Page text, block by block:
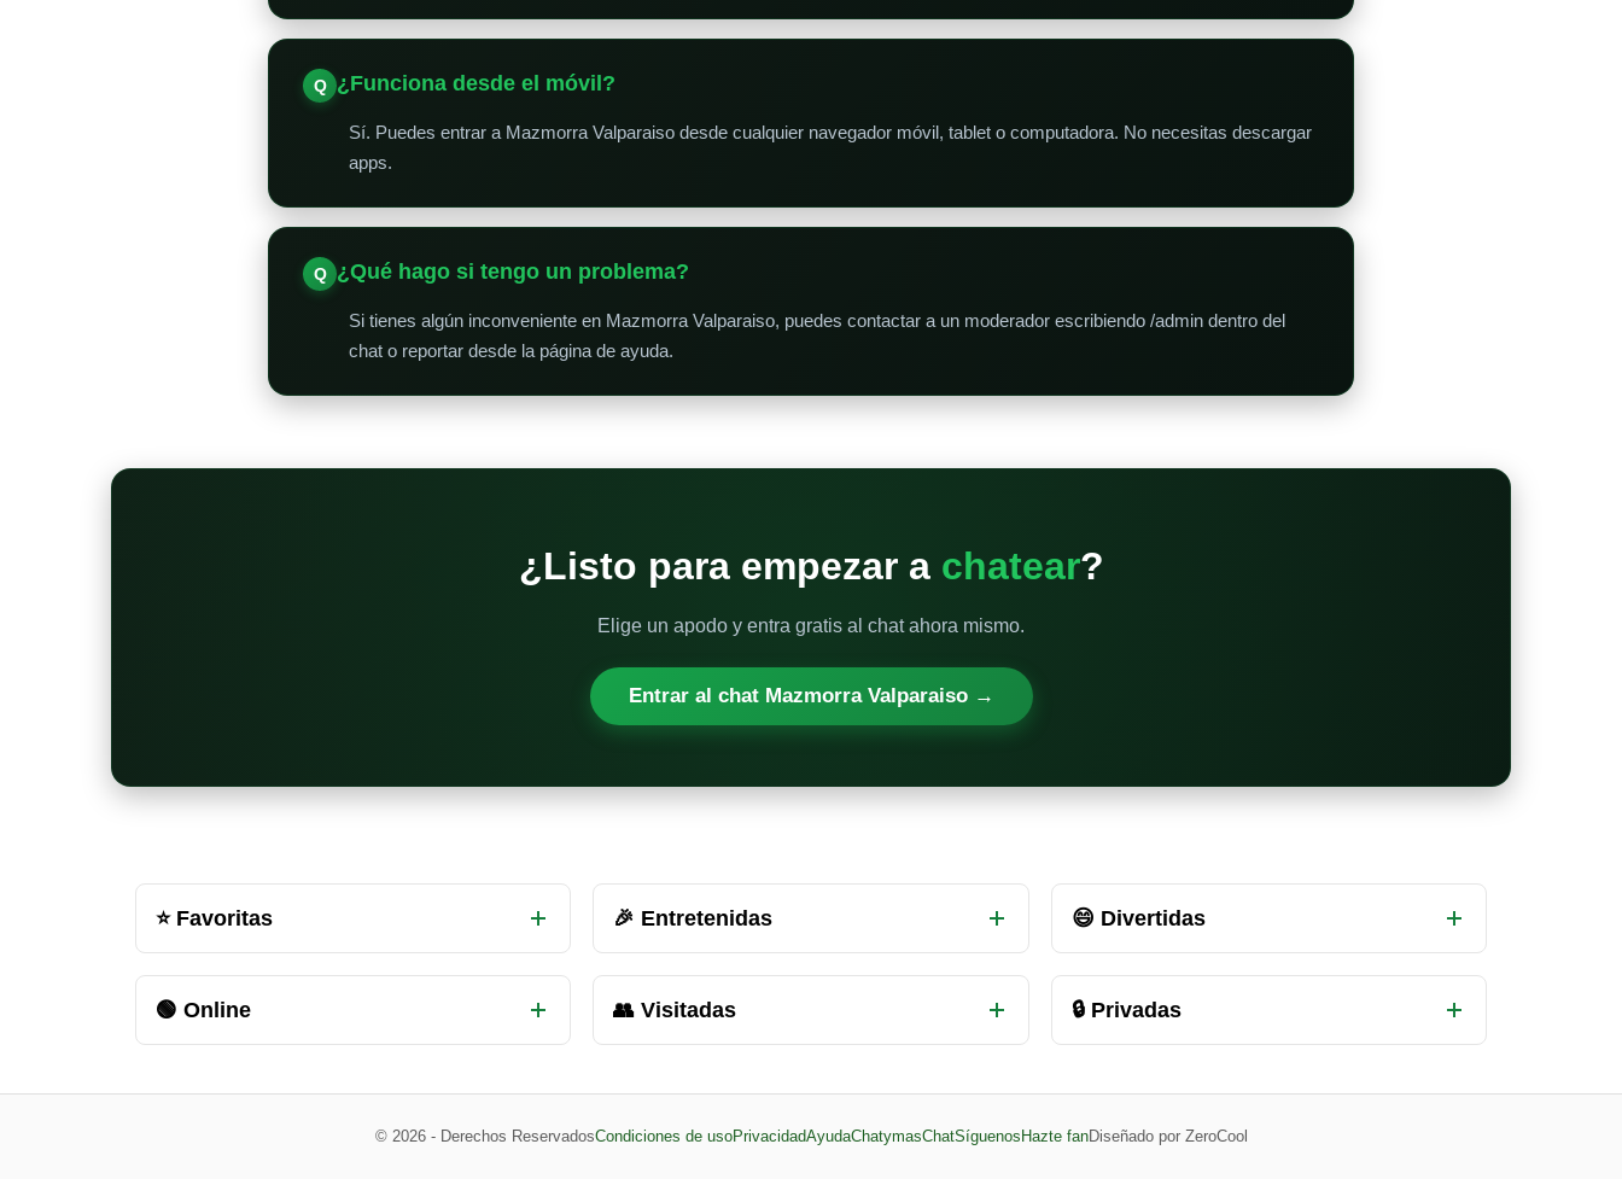
¿Funciona desde el móvil?
Sí. Puedes entrar a Mazmorra Valparaiso desde cualquier navegador móvil, tablet o computadora. No necesitas descargar
apps.
¿Qué hago si tengo un problema?
Si tienes algún inconveniente en Mazmorra Valparaiso, puedes contactar a un moderador escribiendo /admin dentro del
chat o reportar desde la página de ayuda.
¿Listo para empezar a chatear?
Elige un apodo y entra gratis al chat ahora mismo.
Entrar al chat Mazmorra Valparaiso →
Otras
salas
de
chat
⭐ Favoritas 🎉 Entretenidas 😄 Divertidas
🟢 Online 👥 Visitadas 🔒 Privadas
© 2026 - Derechos ReservadosCondiciones de usoPrivacidadAyudaChatymasChatSíguenos Hazte fanDiseñado por ZeroCool